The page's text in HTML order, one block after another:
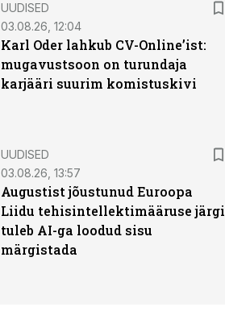
UUDISED
03.08.26, 12:04
Karl Oder lahkub CV-Online’ist:
mugavustsoon on turundaja
karjääri suurim komistuskivi
UUDISED
03.08.26, 13:57
Augustist jõustunud Euroopa
Liidu tehisintellektimääruse järgi
tuleb AI-ga loodud sisu
märgistada